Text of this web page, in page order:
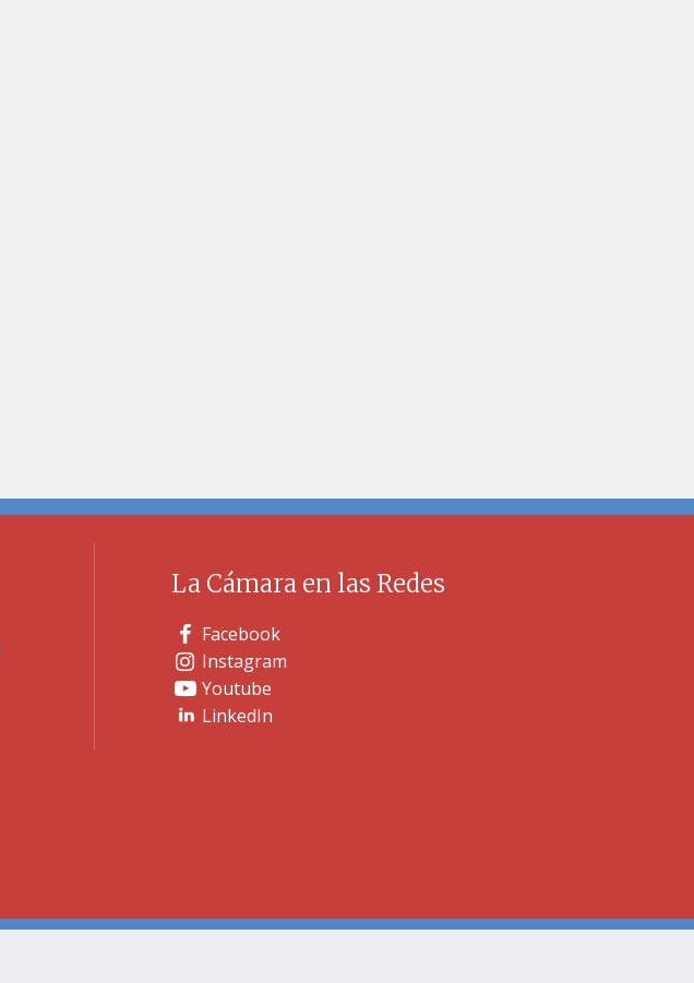
La Cámara en las Redes
Facebook
Instagram
Youtube
LinkedIn